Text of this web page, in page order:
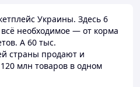
Украины. Здесь 6
необходимое — от корма
А 60 тыс.
страны продают и
млн товаров в одном